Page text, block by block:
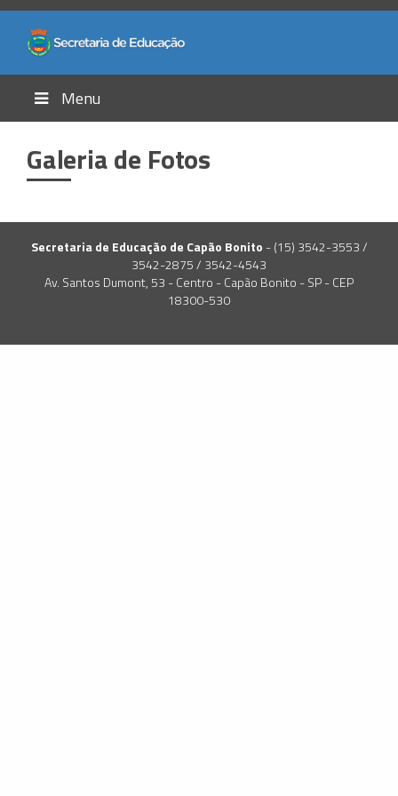
Menu
Galeria de Fotos
Secretaria de Educação de Capão Bonito - (15) 3542-3553 /
3542-2875 / 3542-4543
Av. Santos Dumont, 53 - Centro - Capão Bonito - SP - CEP
18300-530